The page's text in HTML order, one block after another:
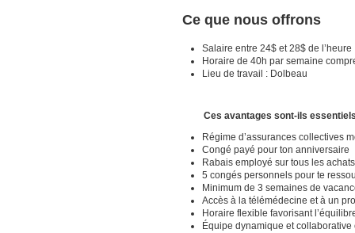
Ce que nous offrons
Salaire entre 24$ et 28$ de l’heure
Horaire de 40h par semaine
Lieu de travail : Dolbeau
Ces avantages sont-ils essentiels
Régime d’assurances collectives
Congé payé pour ton anniversaire
Rabais employé sur tous les
5 congés personnels pour te
Minimum de 3 semaines de
Accès à la télémédecine et à un
Horaire flexible favorisant
Équipe dynamique et